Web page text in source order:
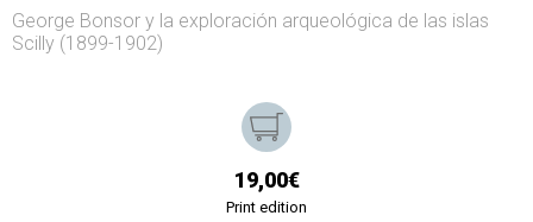
George Bonsor y la exploración arqueológica de las islas
Scilly (1899-1902)
19,00€
Print edition